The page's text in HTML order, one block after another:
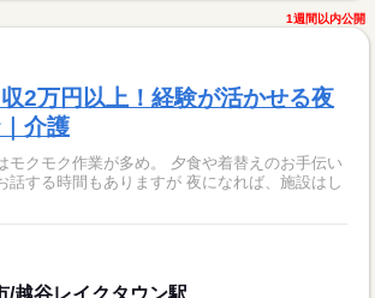
1週間以内公開
2万円以上！経験が活かせる夜
介護
が多め。 夕食や着替えのお手伝い
話する時間もありますが 夜になれば、施設はし